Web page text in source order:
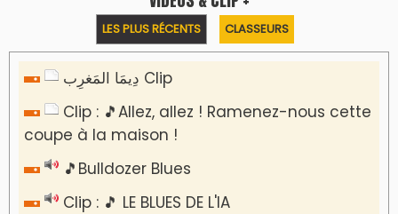
LES PLUS RÉCENTS CLASSEURS
دِيمَا المَغرِب Clip
Clip : 🎵Allez, allez ! Ramenez-nous cette
coupe à la maison !
🎵Bulldozer Blues
Clip : 🎵 LE BLUES DE L'IA